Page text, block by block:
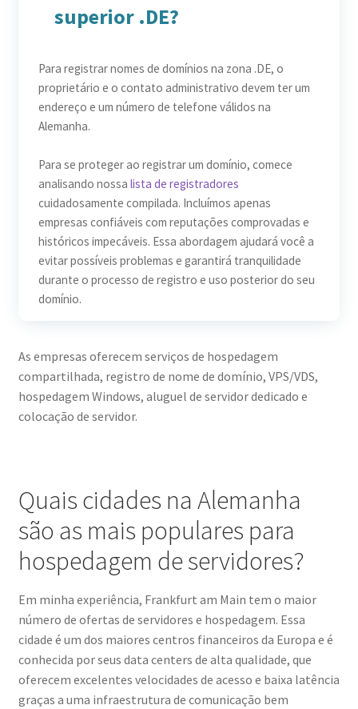
superior .DE?
Para registrar nomes de domínios na zona .DE, o
proprietário e o contato administrativo devem ter um
endereço e um número de telefone válidos na
Alemanha.
Para se proteger ao registrar um domínio, comece
analisando nossa lista de registradores
cuidadosamente compilada. Incluímos apenas
empresas confiáveis com reputações comprovadas e
históricos impecáveis. Essa abordagem ajudará você a
evitar possíveis problemas e garantirá tranquilidade
durante o processo de registro e uso posterior do seu
domínio.
As empresas oferecem serviços de hospedagem
compartilhada, registro de nome de domínio, VPS/VDS,
hospedagem Windows, aluguel de servidor dedicado e
colocação de servidor.
Quais cidades na Alemanha
são as mais populares para
hospedagem de servidores?
Em minha experiência, Frankfurt am Main tem o maior
número de ofertas de servidores e hospedagem. Essa
cidade é um dos maiores centros financeiros da Europa e é
conhecida por seus data centers de alta qualidade, que
oferecem excelentes velocidades de acesso e baixa latência
graças a uma infraestrutura de comunicação bem